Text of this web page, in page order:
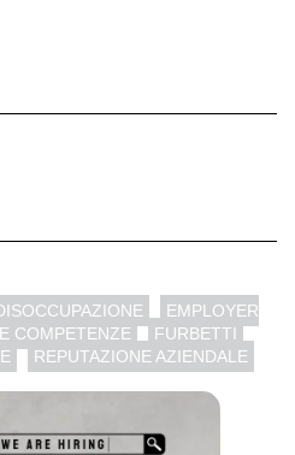
EMPLOYER
COMPETENZE
FURBETTI
REPUTAZIONE AZIENDALE